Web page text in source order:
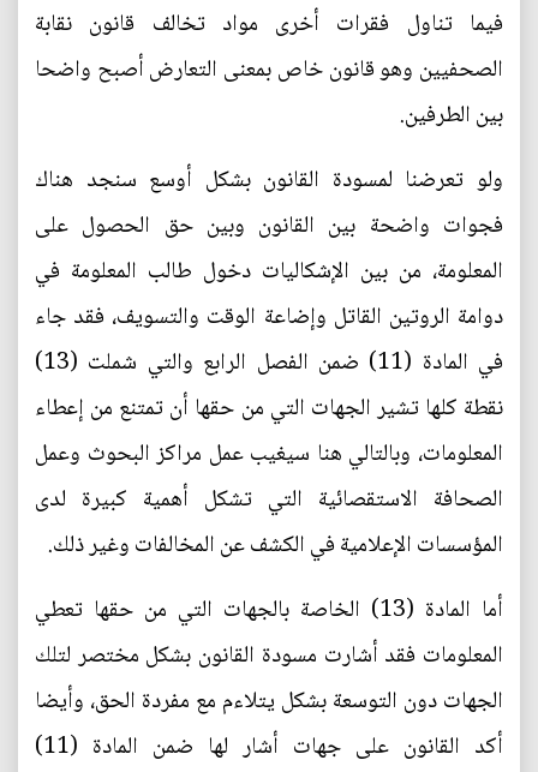
فيما تناول فقرات أخرى مواد تخالف قانون نقابة
الصحفيين وهو قانون خاص بمعنى التعارض أصبح واضحا
بين الطرفين.
ولو تعرضنا لمسودة القانون بشكل أوسع سنجد هناك
فجوات واضحة بين القانون وبين حق الحصول على
المعلومة، من بين الإشكاليات دخول طالب المعلومة في
دوامة الروتين القاتل وإضاعة الوقت والتسويف، فقد جاء
في المادة (11) ضمن الفصل الرابع والتي شملت (13)
نقطة كلها تشير الجهات التي من حقها أن تمتنع من إعطاء
المعلومات، وبالتالي هنا سيغيب عمل مراكز البحوث وعمل
الصحافة الاستقصائية التي تشكل أهمية كبيرة لدى
المؤسسات الإعلامية في الكشف عن المخالفات وغير ذلك.
أما المادة (13) الخاصة بالجهات التي من حقها تعطي
المعلومات فقد أشارت مسودة القانون بشكل مختصر لتلك
الجهات دون التوسعة بشكل يتلاءم مع مفردة الحق، وأيضا
أكد القانون على جهات أشار لها ضمن المادة (11)